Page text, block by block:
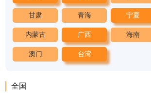
甘肃 青海 宁夏
内蒙古 广西 海南
澳门 台湾
全国